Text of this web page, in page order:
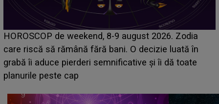
Emanuel a ținut ACEST DETALIU ASCUNS până
acum! În fața Alexandrei, concurentul din Casa Iubirii
face o MĂRTURISIRE NEAȘTEPTATĂ despre mama
sa: "I-am spus și ei în față, eu nu te iubesc pentru